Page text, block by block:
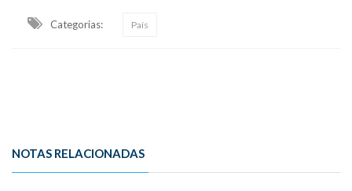
Categorias: País
NOTAS RELACIONADAS